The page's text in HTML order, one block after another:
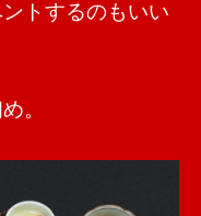
トするのもいい
。